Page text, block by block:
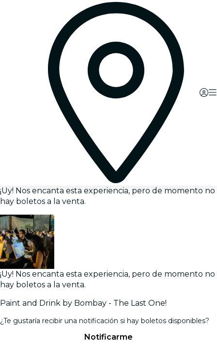
¡Uy! Nos encanta esta experiencia, pero de momento no
hay boletos a la venta.
¡Uy! Nos encanta esta experiencia, pero de momento no
hay boletos a la venta.
Paint and Drink by Bombay - The Last One!
¿Te gustaría recibir una notificación si hay boletos disponibles?
Notificarme